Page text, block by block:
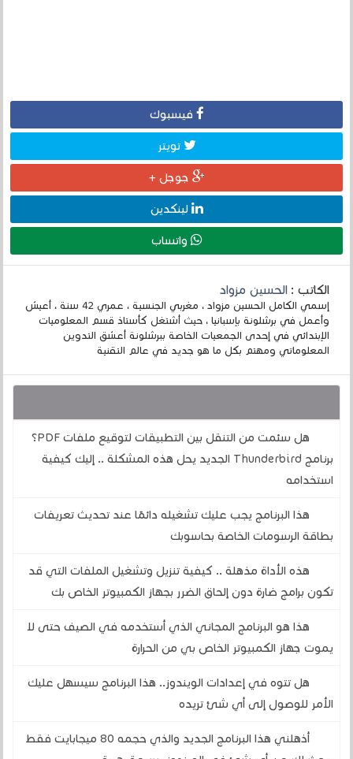
فيسبوك
تويتر
جوجل +
لينكدين
واتساب
الكاتب :الحسين مزواد
إسمي الكامل الحسين مزواد ، مغربي الجنسية ، عمري 42 سنة ، أعيش
وأعمل في برشلونة بإسبانيا ، حيث أشتغل كأستاذ قسم المعلوميات
الإبتدائي في إحدى الجمعيات الخاصة ببرشلونة أعشق التدوين
المعلوماتي ومهتم بكل ما هو جديد في عالم التقنية
هل سئمت من التنقل بين التطبيقات لتوقيع ملفات PDF؟
برنامج Thunderbird الجديد يحل هذه المشكلة .. إليك كيفية
استخدامه
هذا البرنامج يجب عليك تشغيله دائمًا عند تحديث تعريفات
بطاقة الرسومات الخاصة بحاسوبك
هذه الأداة مذهلة .. كيفية تنزيل وتشغيل الملفات التي قد
تكون برامج ضارة دون إلحاق الضرر بجهاز الكمبيوتر الخاص بك
هذا هو البرنامج المجاني الذي أستخدمه في الصيف حتى لا
يموت جهاز الكمبيوتر الخاص بي من الحرارة
هل تتوه في إعدادات الويندوز.. هذا البرنامج سيسهل عليك
الأمر للوصول إلى أي شئ تريده
أذهلني هذا البرنامج الجديد والذي حجمه 80 ميجابايت فقط